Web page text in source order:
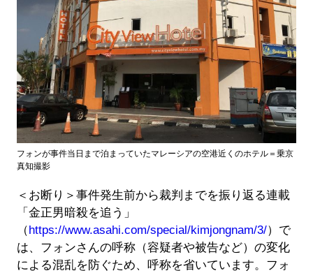
フォンが事件当日まで泊まっていたマレーシアの空港近くのホテル＝乗京
真知撮影
＜お断り＞事件発生前から裁判までを振り返る連載
「金正男暗殺を追う」
（ https://www.asahi.com/special/kimjongnam/3/）で
は、フォンさんの呼称（容疑者や被告など）の変化
による混乱を防ぐため、呼称を省いています。フォ